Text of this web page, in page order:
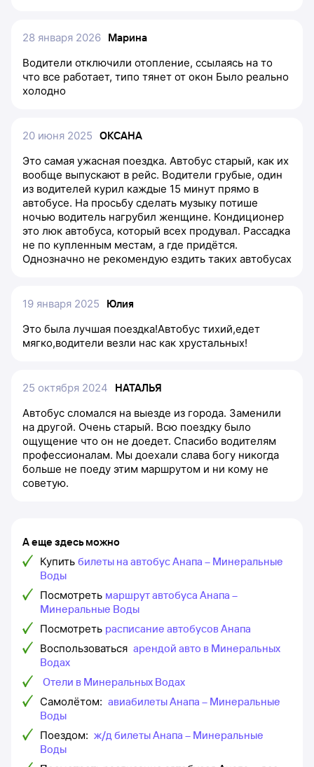
28 января 2026 Марина
Водители отключили отопление, ссылаясь на то
что все работает, типо тянет от окон Было реально
холодно
20 июня 2025 ОКСАНА
Это самая ужасная поездка. Автобус старый, как их
вообще выпускают в рейс. Водители грубые, один
из водителей курил каждые 15 минут прямо в
автобусе. На просьбу сделать музыку потише
ночью водитель нагрубил женщине. Кондиционер
это люк автобуса, который всех продувал. Рассадка
не по купленным местам, а где придётся.
Однозначно не рекомендую ездить таких автобусах
19 января 2025
Юлия
Это была лучшая поездка!Автобус тихий,едет
мягко,водители везли нас как хрустальных!
25 октября 2024
НАТАЛЬЯ
Автобус сломался на выезде из города. Заменили
на другой. Очень старый. Всю поездку было
ощущение что он не доедет. Спасибо водителям
профессионалам. Мы доехали слава богу никогда
больше не поеду этим маршрутом и ни кому не
советую.
А еще здесь можно
Купить билеты на автобус Анапа – Минеральные
Воды
Посмотреть маршрут автобуса Анапа –
Минеральные Воды
Посмотреть расписание автобусов Анапа
Воспользоваться арендой авто в Минеральных
Водах
Отели в Минеральных Водах
Самолётом: авиабилеты Анапа – Минеральные
Воды
Поездом: ж/д билеты Анапа – Минеральные
Воды